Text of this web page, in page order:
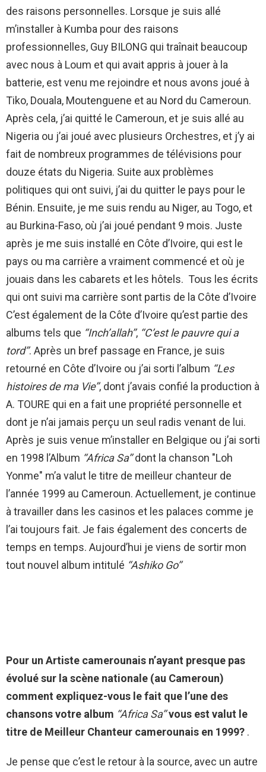
des raisons personnelles. Lorsque je suis allé
m’installer à Kumba pour des raisons
professionnelles, Guy BILONG qui traînait beaucoup
avec nous à Loum et qui avait appris à jouer à la
batterie, est venu me rejoindre et nous avons joué à
Tiko, Douala, Moutenguene et au Nord du Cameroun.
Après cela, j’ai quitté le Cameroun, et je suis allé au
Nigeria ou j’ai joué avec plusieurs Orchestres, et j’y ai
fait de nombreux programmes de télévisions pour
douze états du Nigeria. Suite aux problèmes
politiques qui ont suivi, j’ai du quitter le pays pour le
Bénin. Ensuite, je me suis rendu au Niger, au Togo, et
au Burkina-Faso, où j’ai joué pendant 9 mois. Juste
après je me suis installé en Côte d’Ivoire, qui est le
pays ou ma carrière a vraiment commencé et où je
jouais dans les cabarets et les hôtels. Tous les écrits
qui ont suivi ma carrière sont partis de la Côte d’Ivoire
C’est également de la Côte d’Ivoire qu’est partie des
albums tels que ‘‘Inch’allah’’, ‘‘C’est le pauvre qui a
tord’’. Après un bref passage en France, je suis
retourné en Côte d’Ivoire ou j’ai sorti l’album ‘‘Les
histoires de ma Vie’’, dont j’avais confié la production à
A. TOURE qui en a fait une propriété personnelle et
dont je n’ai jamais perçu un seul radis venant de lui.
Après je suis venue m’installer en Belgique ou j’ai sorti
en 1998 l’Album ‘‘Africa Sa’’dont la chanson "Loh
Yonme" m’a valut le titre de meilleur chanteur de
l’année 1999 au Cameroun. Actuellement, je continue
à travailler dans les casinos et les palaces comme je
l’ai toujours fait. Je fais également des concerts de
temps en temps. Aujourd’hui je viens de sortir mon
tout nouvel album intitulé ‘‘Ashiko Go’’
Pour un Artiste camerounais n’ayant presque pas
évolué sur la scène nationale (au Cameroun)
comment expliquez-vous le fait que l’une des
chansons votre album ‘‘Africa Sa’’vous est valut le
titre de Meilleur Chanteur camerounais en 1999? .
Je pense que c’est le retour à la source, avec un autre